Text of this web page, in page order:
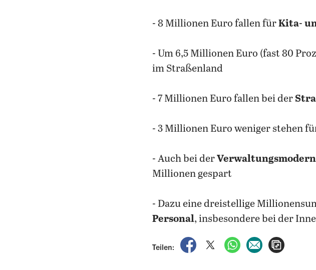
- 8 Millionen Euro fallen fürKita-
- Um 6,5 Millionen Euro (fast 80
im Straßenland
- 7 Millionen Euro fallen bei der
- 3 Millionen Euro weniger stehen
- Auch bei der
Millionen gespart
- Dazu eine dreistellige
Personal, insbesondere bei der
Teilen:
auf Facebook teilen
auf X teilenper WhatsApp teilen
per E-Mail teilen